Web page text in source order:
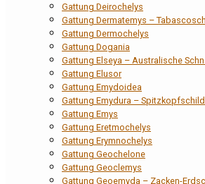
Gattung Deirochelys
Gattung Dermatemys –
Gattung Dermochelys
Gattung Dogania
Gattung Elseya – Australische
Gattung Elusor
Gattung Emydoidea
Gattung Emydura –
Gattung Emys
Gattung Eretmochelys
Gattung Erymnochelys
Gattung Geochelone
Gattung Geoclemys
Gattung Geoemyda – Zacken-